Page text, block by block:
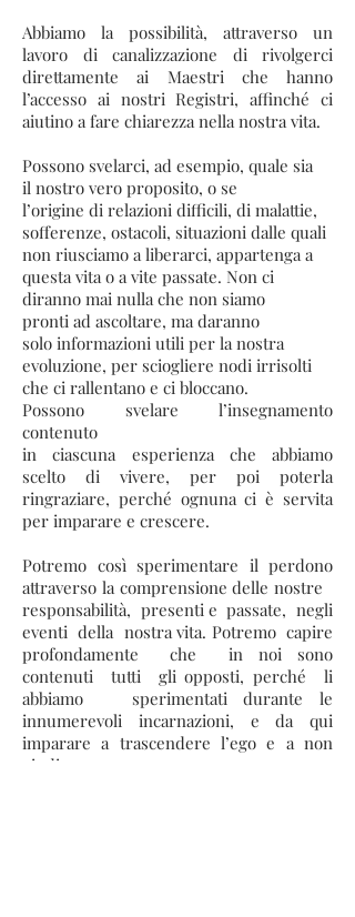
Abbiamo la possibilità, attraverso un
lavoro di canalizzazione di rivolgerci
direttamente ai Maestri che hanno
l’accesso ai nostri Registri, affinché ci
aiutino a fare chiarezza nella nostra vita.
Possono svelarci, ad esempio, quale sia
il nostro vero proposito, o se
l’origine di relazioni difficili, di malattie,
sofferenze, ostacoli, situazioni dalle quali
non riusciamo a liberarci, appartenga a
questa vita o a vite passate. Non ci
diranno mai nulla che non siamo
pronti ad ascoltare, ma daranno
solo informazioni utili per la nostra
evoluzione, per sciogliere nodi irrisolti
che ci rallentano e ci bloccano.
Possono svelare l’insegnamento
contenuto
in ciascuna esperienza che abbiamo
scelto di vivere, per poi poterla
ringraziare, perché ognuna ci è servita
per imparare e crescere.
Potremo così sperimentare il perdono
attraverso la comprensione delle nostre
responsabilità, presenti e passate, negli
eventi della nostra vita. Potremo capire
profondamente che in noi sono
contenuti tutti gli opposti, perché li
abbiamo sperimentati durante le
innumerevoli incarnazioni, e da qui
imparare a trascendere l’ego e a non
giudicare.